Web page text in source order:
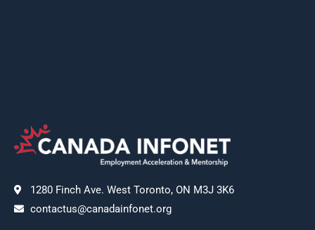
1280 Finch Ave. West Toronto, ON M3J 3K6
contactus@canadainfonet.org